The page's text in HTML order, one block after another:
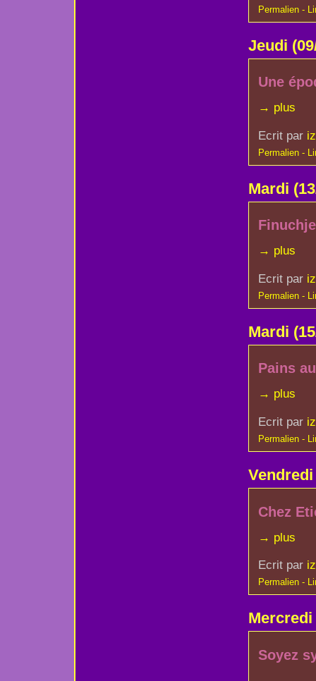
Permalien -
Jeudi
Une
→ plus
Ecrit par
Permalien -
Mardi
→ plus
Ecrit par
Permalien -
Mardi
Pains
→ plus
Ecrit par
Permalien -
Chez
→ plus
Ecrit par
Permalien -
Mercredi
Soyez